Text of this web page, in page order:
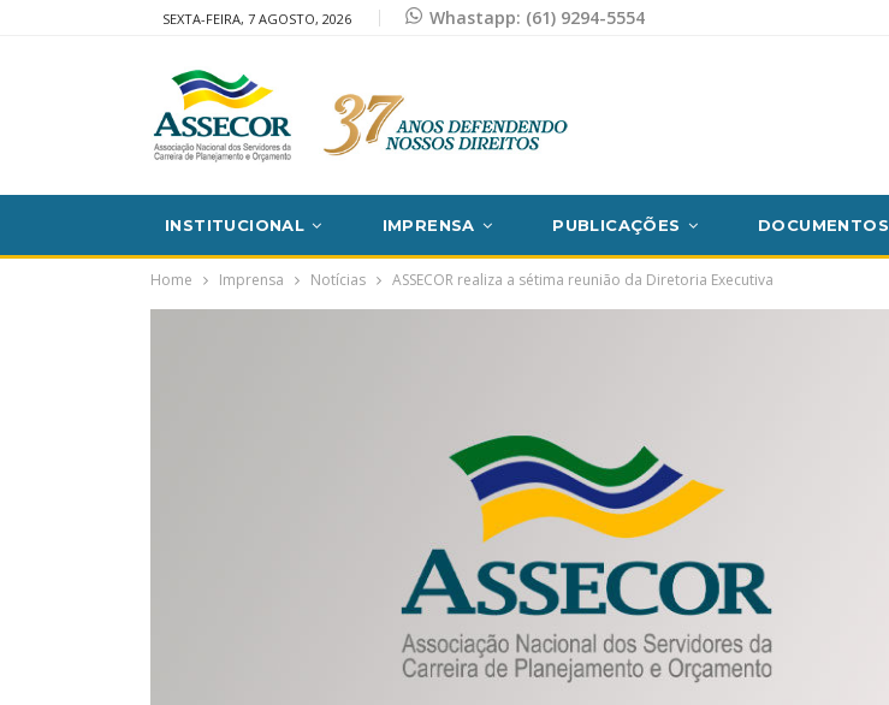
SEXTA-FEIRA, 7 AGOSTO, 2026 Whastapp: (61) 9294-5554
INSTITUCIONAL IMPRENSA PUBLICAÇÕES DOCUMENTOS
Home Imprensa Notícias ASSECOR realiza a sétima reunião da Diretoria Executiva